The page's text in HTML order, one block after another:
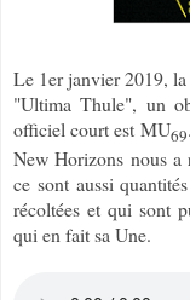
Le 1er janvier 2019,
"Ultima Thule", un
officiel court est MU69
New Horizons nous a
ce sont aussi
récoltées et qui sont
qui en fait sa Une.